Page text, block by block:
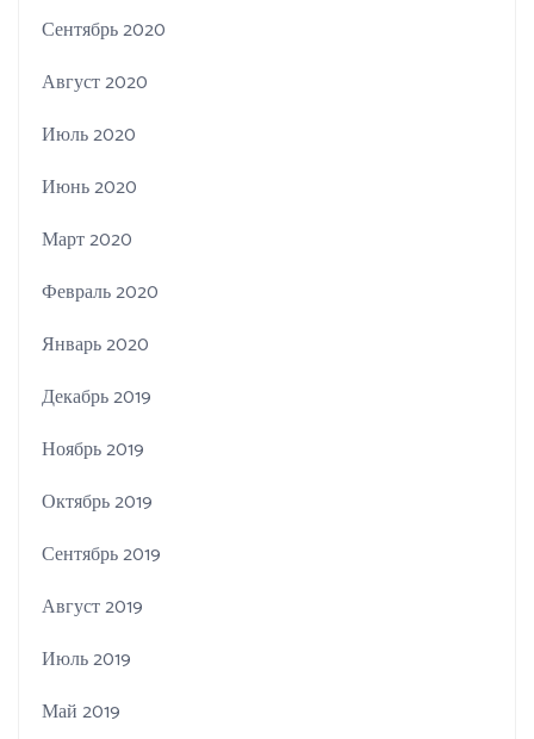
Сентябрь 2020
Август 2020
Июль 2020
Июнь 2020
Март 2020
Февраль 2020
Январь 2020
Декабрь 2019
Ноябрь 2019
Октябрь 2019
Сентябрь 2019
Август 2019
Июль 2019
Май 2019